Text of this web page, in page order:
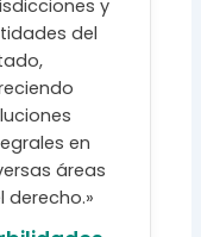
y
del
en
áreas
derecho.»